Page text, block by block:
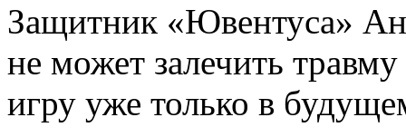
Защитник «Ювентуса»
не может залечить
игру уже только в